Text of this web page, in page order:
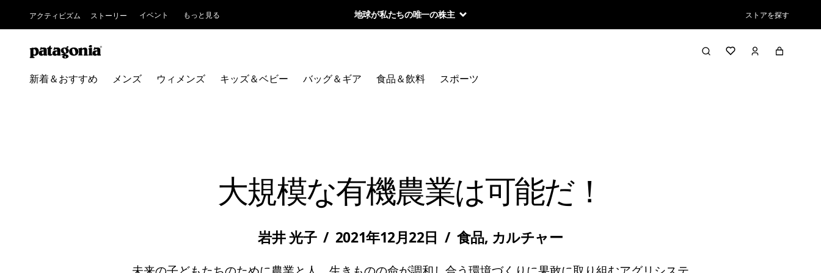
アクティビズム ストーリー イベント もっと見る 地球が私たちの唯一の株主 ストアを探す
新着＆おすすめ メンズ ウィメンズ キッズ＆ベビー バッグ＆ギア 食品＆飲料 スポーツ
大規模な有機農業は可能だ！
岩井 光子 / 2021年12月22日 / 食品, カルチャー